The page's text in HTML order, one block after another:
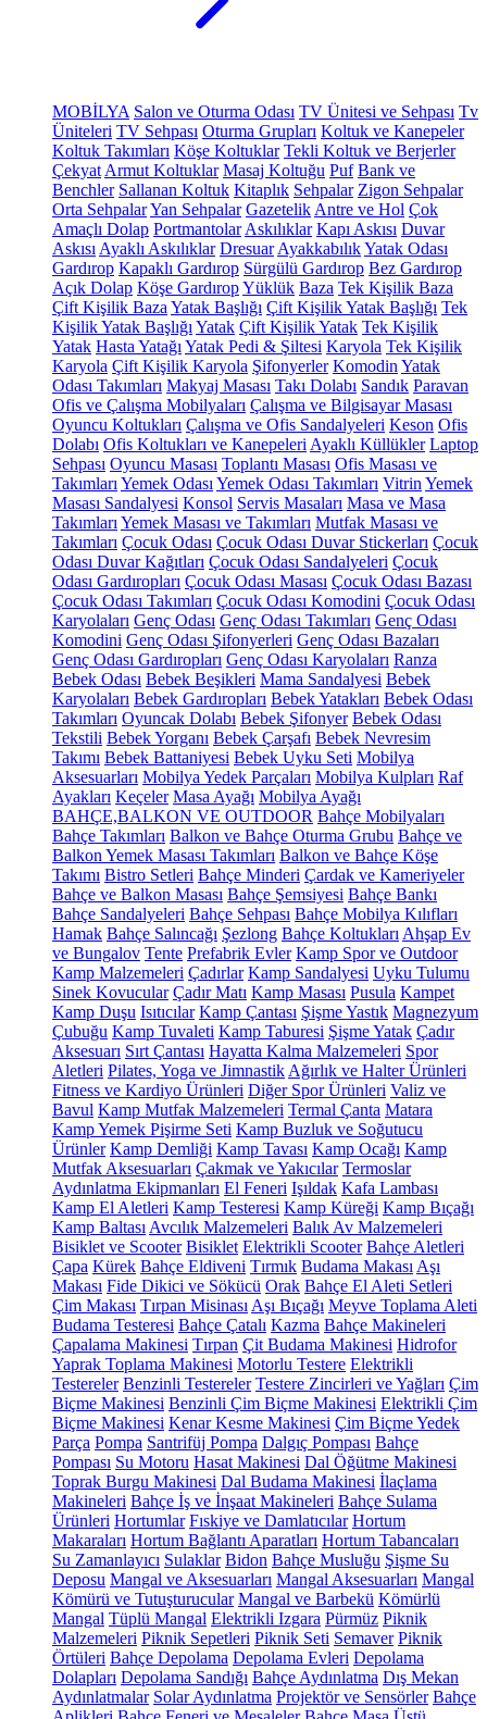
MOBİLYA Salon ve Oturma Odası TV Ünitesi ve Sehpası Tv
Üniteleri TV Sehpası Oturma Grupları Koltuk ve Kanepeler
Koltuk Takımları Köşe Koltuklar Tekli Koltuk ve Berjerler
Çekyat Armut Koltuklar Masaj Koltuğu Puf Bank ve
Benchler Sallanan Koltuk Kitaplık Sehpalar Zigon Sehpalar
Orta SehpalarYan Sehpalar Gazetelik Antre ve Hol Çok
Amaçlı Dolap Portmantolar Askılıklar Kapı Askısı Duvar
Askısı Ayaklı Askılıklar Dresuar AyakkabılıkYatak Odası
Gardırop Kapaklı Gardırop Sürgülü Gardırop Bez Gardırop
Açık Dolap Köşe GardıropYüklük Baza Tek Kişilik Baza
Çift Kişilik Baza Yatak Başlığı Çift Kişilik Yatak Başlığı Tek
Kişilik Yatak Başlığı Yatak Çift Kişilik Yatak Tek Kişilik
Yatak Hasta Yatağı Yatak Pedi & Şiltesi Karyola Tek Kişilik
Karyola Çift Kişilik Karyola Şifonyerler Komodin Yatak
Odası Takımları Makyaj Masası Takı Dolabı Sandık Paravan
Ofis ve Çalışma Mobilyaları Çalışma ve Bilgisayar Masası
Oyuncu Koltukları Çalışma ve Ofis Sandalyeleri Keson Ofis
Dolabı Ofis Koltukları ve Kanepeleri Ayaklı Küllükler Laptop
Sehpası Oyuncu Masası Toplantı Masası Ofis Masası ve
Takımları Yemek Odası Yemek Odası Takımları Vitrin Yemek
Masası Sandalyesi Konsol Servis Masaları Masa ve Masa
Takımları Yemek Masası ve Takımları Mutfak Masası ve
Takımları Çocuk Odası Çocuk Odası Duvar Stickerları Çocuk
Odası Duvar Kağıtları Çocuk Odası Sandalyeleri Çocuk
Odası Gardıropları Çocuk Odası Masası Çocuk Odası Bazası
Çocuk Odası Takımları Çocuk Odası Komodini Çocuk Odası
Karyolaları Genç Odası Genç Odası Takımları Genç Odası
Komodini Genç Odası Şifonyerleri Genç Odası Bazaları
Genç Odası Gardıropları Genç Odası Karyolaları Ranza
Bebek Odası Bebek Beşikleri Mama Sandalyesi Bebek
Karyolaları Bebek Gardıropları Bebek Yatakları Bebek Odası
Takımları Oyuncak Dolabı Bebek Şifonyer Bebek Odası
Tekstili Bebek Yorganı Bebek Çarşafı Bebek Nevresim
Takımı Bebek Battaniyesi Bebek Uyku Seti Mobilya
Aksesuarları Mobilya Yedek Parçaları Mobilya Kulpları Raf
Ayakları Keçeler Masa Ayağı Mobilya Ayağı
BAHÇE,BALKON VE OUTDOOR Bahçe Mobilyaları
Bahçe Takımları Balkon ve Bahçe Oturma Grubu Bahçe ve
Balkon Yemek Masası Takımları Balkon ve Bahçe Köşe
Takımı Bistro Setleri Bahçe Minderi Çardak ve Kameriyeler
Bahçe ve Balkon Masası Bahçe Şemsiyesi Bahçe Bankı
Bahçe Sandalyeleri Bahçe Sehpası Bahçe Mobilya Kılıfları
Hamak Bahçe Salıncağı Şezlong Bahçe Koltukları Ahşap Ev
ve Bungalov Tente Prefabrik Evler Kamp Spor ve Outdoor
Kamp Malzemeleri Çadırlar Kamp Sandalyesi Uyku Tulumu
Sinek Kovucular Çadır Matı Kamp Masası Pusula Kampet
Kamp Duşu Isıtıcılar Kamp Çantası Şişme Yastık Magnezyum
Çubuğu Kamp Tuvaleti Kamp Taburesi Şişme Yatak Çadır
Aksesuarı Sırt Çantası Hayatta Kalma Malzemeleri Spor
Aletleri Pilates, Yoga ve Jimnastik Ağırlık ve Halter Ürünleri
Fitness ve Kardiyo Ürünleri Diğer Spor Ürünleri Valiz ve
Bavul Kamp Mutfak Malzemeleri Termal Çanta Matara
Kamp Yemek Pişirme Seti Kamp Buzluk ve Soğutucu
Ürünler Kamp Demliği Kamp Tavası Kamp Ocağı Kamp
Mutfak Aksesuarları Çakmak ve Yakıcılar Termoslar
Aydınlatma Ekipmanları El Feneri Işıldak Kafa Lambası
Kamp El Aletleri Kamp Testeresi Kamp Küreği Kamp Bıçağı
Kamp Baltası Avcılık Malzemeleri Balık Av Malzemeleri
Bisiklet ve Scooter Bisiklet Elektrikli Scooter Bahçe Aletleri
Çapa Kürek Bahçe Eldiveni Tırmık Budama Makası Aşı
Makası Fide Dikici ve Sökücü Orak Bahçe El Aleti Setleri
Çim Makası Tırpan Misinası Aşı Bıçağı Meyve Toplama Aleti
Budama Testeresi Bahçe Çatalı Kazma Bahçe Makineleri
Çapalama Makinesi Tırpan Çit Budama Makinesi Hidrofor
Yaprak Toplama Makinesi Motorlu Testere Elektrikli
Testereler Benzinli Testereler Testere Zincirleri ve Yağları Çim
Biçme Makinesi Benzinli Çim Biçme Makinesi Elektrikli Çim
Biçme Makinesi Kenar Kesme Makinesi Çim Biçme Yedek
Parça Pompa Santrifüj Pompa Dalgıç Pompası Bahçe
Pompası Su Motoru Hasat Makinesi Dal Öğütme Makinesi
Toprak Burgu Makinesi Dal Budama Makinesi İlaçlama
Makineleri Bahçe İş ve İnşaat Makineleri Bahçe Sulama
Ürünleri Hortumlar Fıskiye ve Damlatıcılar Hortum
Makaraları Hortum Bağlantı Aparatları Hortum Tabancaları
Su Zamanlayıcı Sulaklar Bidon Bahçe Musluğu Şişme Su
Deposu Mangal ve Aksesuarları Mangal Aksesuarları Mangal
Kömürü ve Tutuşturucular Mangal ve Barbekü Kömürlü
Mangal Tüplü Mangal Elektrikli Izgara Pürmüz Piknik
Malzemeleri Piknik Sepetleri Piknik Seti Semaver Piknik
Örtüleri Bahçe Depolama Depolama Evleri Depolama
Dolapları Depolama Sandığı Bahçe Aydınlatma Dış Mekan
Aydınlatmalar Solar Aydınlatma Projektör ve Sensörler Bahçe